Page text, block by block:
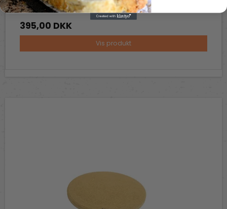
395,00 DKK
Vis produkt